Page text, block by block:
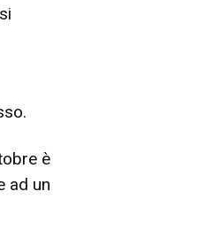
è
ad un